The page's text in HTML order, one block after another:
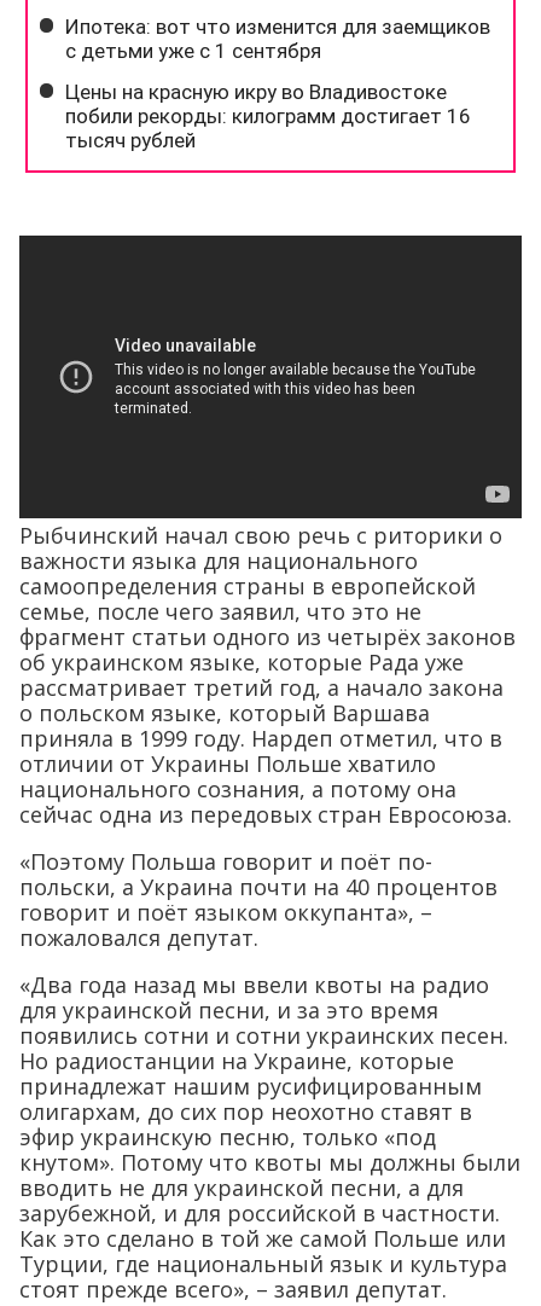
Рыбчинский начал свою речь с риторики о
важности языка для национального
самоопределения страны в европейской
семье, после чего заявил, что это не
фрагмент статьи одного из четырёх законов
об украинском языке, которые Рада уже
рассматривает третий год, а начало закона
о польском языке, который Варшава
приняла в 1999 году. Нардеп отметил, что в
отличии от Украины Польше хватило
национального сознания, а потому она
сейчас одна из передовых стран Евросоюза.
«Поэтому Польша говорит и поёт по-
польски, а Украина почти на 40 процентов
говорит и поёт языком оккупанта», –
пожаловался депутат.
«Два года назад мы ввели квоты на радио
для украинской песни, и за это время
появились сотни и сотни украинских песен.
Но радиостанции на Украине, которые
принадлежат нашим русифицированным
олигархам, до сих пор неохотно ставят в
эфир украинскую песню, только «под
кнутом». Потому что квоты мы должны были
вводить не для украинской песни, а для
зарубежной, и для российской в частности.
Как это сделано в той же самой Польше или
Турции, где национальный язык и культура
стоят прежде всего», – заявил депутат.